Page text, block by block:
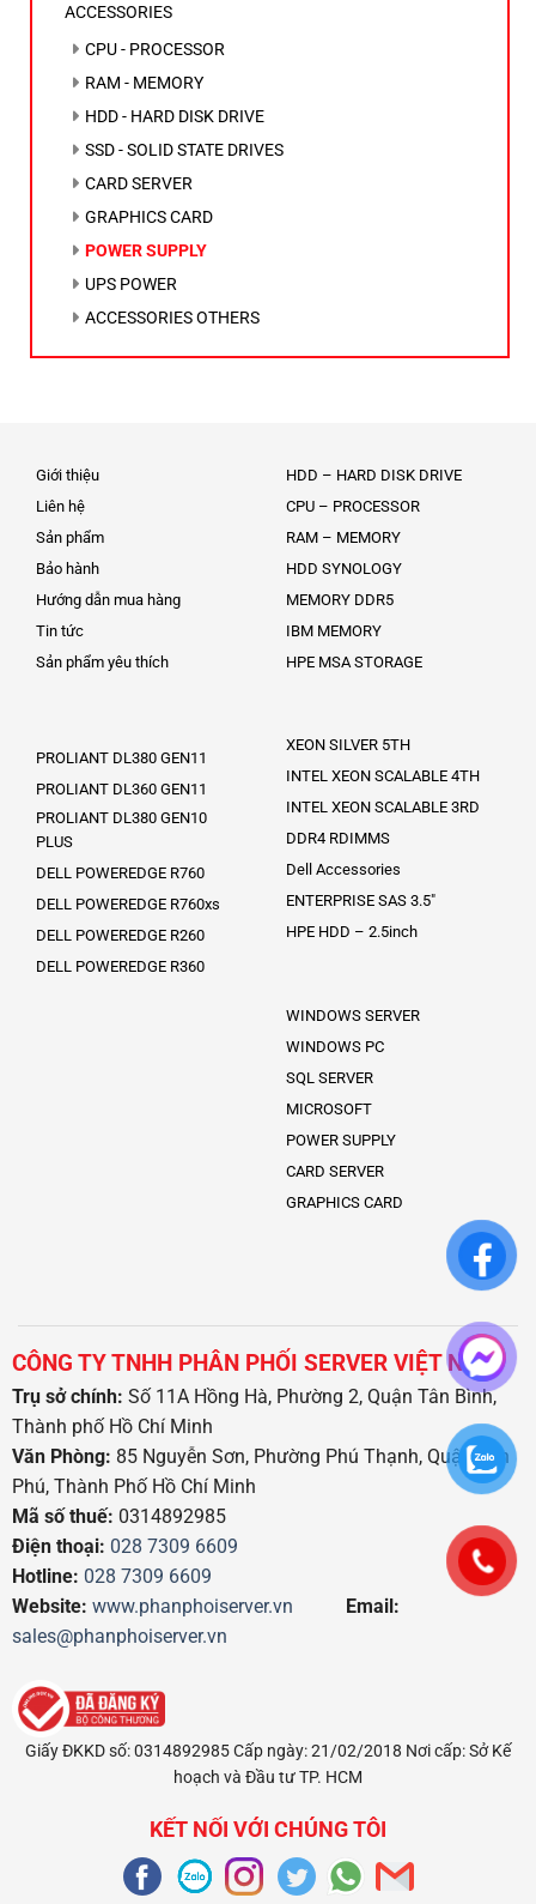
ACCESSORIES
CPU - PROCESSOR
RAM - MEMORY
HDD - HARD DISK DRIVE
SSD - SOLID STATE DRIVES
CARD SERVER
GRAPHICS CARD
POWER SUPPLY
UPS POWER
ACCESSORIES OTHERS
Giới thiệu
Liên hệ
Sản phẩm
Bảo hành
Hướng dẫn mua hàng
Tin tức
Sản phẩm yêu thích
PROLIANT DL380 GEN11
PROLIANT DL360 GEN11
PROLIANT DL380 GEN10
PLUS
DELL POWEREDGE R760
DELL POWEREDGE R760xs
DELL POWEREDGE R260
DELL POWEREDGE R360
HDD – HARD DISK DRIVE
CPU – PROCESSOR
RAM – MEMORY
HDD SYNOLOGY
MEMORY DDR5
IBM MEMORY
HPE MSA STORAGE
XEON SILVER 5TH
INTEL XEON SCALABLE 4TH
INTEL XEON SCALABLE 3RD
DDR4 RDIMMS
Dell Accessories
ENTERPRISE SAS 3.5″
HPE HDD – 2.5inch
WINDOWS SERVER
WINDOWS PC
SQL SERVER
MICROSOFT
POWER SUPPLY
CARD SERVER
GRAPHICS CARD
CÔNG TY TNHH PHÂN PHỐI SERVER VIỆT NAM
Trụ sở chính: Số 11A Hồng Hà, Phường 2, Quận Tân Bình,
Thành phố Hồ Chí Minh
Văn Phòng: 85 Nguyễn Sơn, Phường Phú Thạnh, Quận Tân
Phú, Thành Phố Hồ Chí Minh
Mã số thuế: 0314892985
Điện thoại: 028 7309 6609
Hotline: 028 7309 6609
Website: www.phanphoiserver.vn
Email:
sales@phanphoiserver.vn
Giấy ĐKKD số: 0314892985 Cấp ngày: 21/02/2018 Nơi cấp: Sở Kế
hoạch và Đầu tư TP. HCM
KẾT NỐI VỚI CHÚNG TÔI